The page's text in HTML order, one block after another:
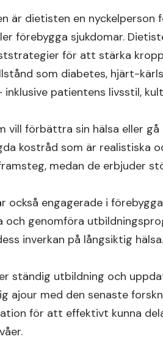
är dietisten en
förebygga sjukdomar.
för att stärka
som diabetes, hjärt-
inklusive patientens livsstil,
vill förbättra sin hälsa eller
kostråd som är realistiska
medan de erbjuder
också engagerade i
och genomföra
inverkan på långsiktig hälsa.
ständig utbildning och
ajour med den senaste
för att effektivt kunna